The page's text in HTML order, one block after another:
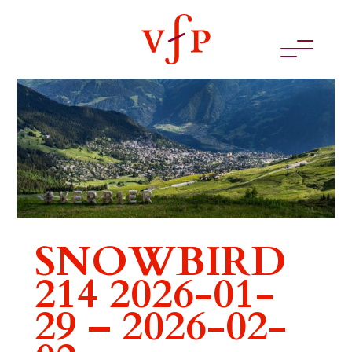
SNOWBIRD
214 2026-01-
29 – 2026-02-